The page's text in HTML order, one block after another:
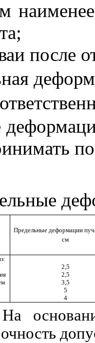
после
Предельные деформации
см
2,5
2,5
3,5
5
4